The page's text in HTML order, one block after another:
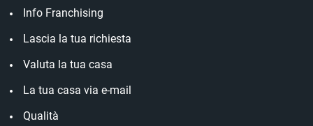
Info Franchising
Lascia la tua richiesta
Valuta la tua casa
La tua casa via e-mail
Qualità